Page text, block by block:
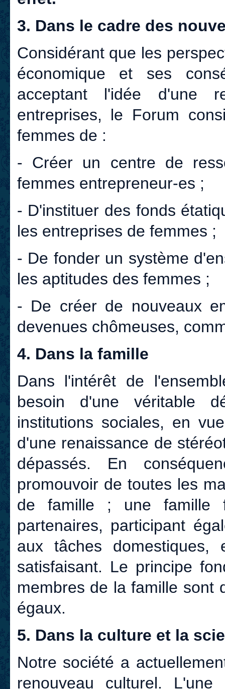
3. Dans le cadre des
Considérant que les
économique et ses
acceptant l'idée d'une
entreprises, le Forum
femmes de :
- Créer un centre de
femmes entrepreneur-es ;
- D'instituer des fonds
les entreprises de femmes ;
- De fonder un système
les aptitudes des femmes ;
- De créer de nouveaux
devenues chômeuses,
4. Dans la famille
Dans l'intérêt de
besoin d'une véritable
institutions sociales, en
d'une renaissance de
dépassés. En
promouvoir de toutes les
de famille ; une famille
partenaires, participant
aux tâches domestiques,
satisfaisant. Le principe
membres de la famille sont
égaux.
5. Dans la culture et la
Notre société a
renouveau culturel.